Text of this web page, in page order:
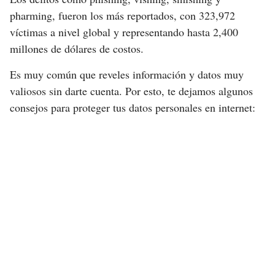
pharming, fueron los más reportados, con 323,972
víctimas a nivel global y representando hasta 2,400
millones de dólares de costos.
Es muy común que reveles información y datos muy
valiosos sin darte cuenta. Por esto, te dejamos algunos
consejos para proteger tus datos personales en internet: